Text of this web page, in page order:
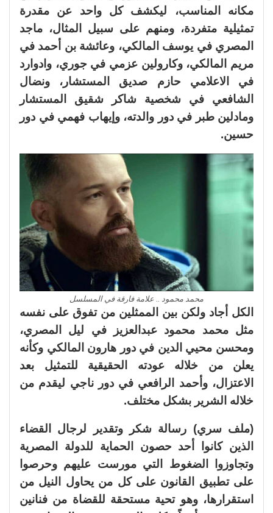
مكانه المناسب، ليكشف كل واحد عن مقدرة
تمثيلية متفردة، ومنهم على سبيل المثال، ماجد
المصري في يوسف المالكي، وعائشة بن أحمد في
مريم المالكي، وكارولين عزمي في جوري، وادوارد
في الاعلامي حازم صديق المستشار، ونضال
الشافعي في شخصية شاكر شقيق المستشار
ومادلين طبر في دور والدته، وإيهاب فهمي في دور
حسين.
محمد محمود .. علامة فارقة في المسلسل
الكل أجاد ولكن بين الممثلين من تفوق على نفسه
مثل محمد محمود عبدالعزيز في ليل المصري،
ومحسن محيي الدين في دور هارون المالكي وكأنه
يعلن من خلاله عودته الحقيقية للتمثيل بعد
الاعتزال، وأحمد الرافعي في دور ناجي ليقدم من
خلاله الشرير بشكل مختلف.
(ملف سري) رسالة شكر وتقدير لرجال القضاء
الذين كانوا أحد حصون الحماية للدولة المصرية
وتجاوزوا الضغوط التي مورست عليهم وحرصوا
على تطبيق القانون على كل من يحاول النيل من
استقرارها، وهو تحية مستحقة للقضاة من فنانين